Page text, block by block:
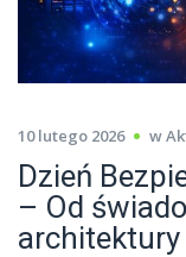
10 lutego 2026 w
Dzień
– Od